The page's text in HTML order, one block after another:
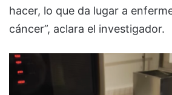
hacer, lo que da lugar a
cáncer”, aclara el investigador.